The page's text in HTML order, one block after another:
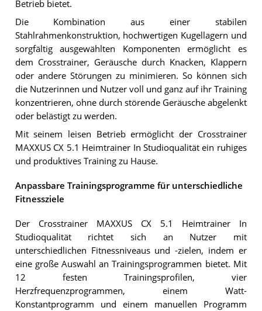
Betrieb bietet.
Die Kombination aus einer stabilen
Stahlrahmenkonstruktion, hochwertigen Kugellagern und
sorgfältig ausgewählten Komponenten ermöglicht es
dem Crosstrainer, Geräusche durch Knacken, Klappern
oder andere Störungen zu minimieren. So können sich
die Nutzerinnen und Nutzer voll und ganz auf ihr Training
konzentrieren, ohne durch störende Geräusche abgelenkt
oder belästigt zu werden.
Mit seinem leisen Betrieb ermöglicht der Crosstrainer
MAXXUS CX 5.1 Heimtrainer In Studioqualität ein ruhiges
und produktives Training zu Hause.
Anpassbare Trainingsprogramme für unterschiedliche
Fitnessziele
Der Crosstrainer MAXXUS CX 5.1 Heimtrainer In
Studioqualität richtet sich an Nutzer mit
unterschiedlichen Fitnessniveaus und -zielen, indem er
eine große Auswahl an Trainingsprogrammen bietet. Mit
12 festen Trainingsprofilen, vier
Herzfrequenzprogrammen, einem Watt-
Konstantprogramm und einem manuellen Programm